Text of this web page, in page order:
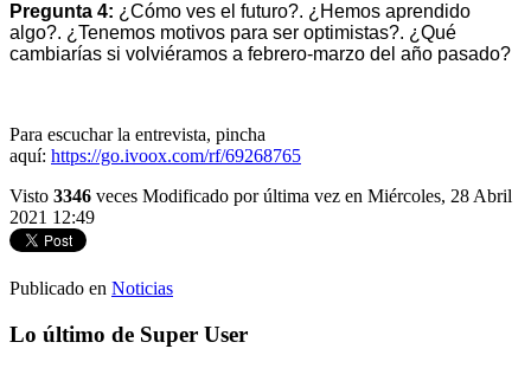
Pregunta 4: ¿Cómo ves el futuro?. ¿Hemos aprendido
algo?. ¿Tenemos motivos para ser optimistas?. ¿Qué
cambiarías si volviéramos a febrero-marzo del año pasado?
Para escuchar la entrevista, pincha
aquí: https://go.ivoox.com/rf/69268765
Visto 3346 veces Modificado por última vez en Miércoles, 28 Abril
2021 12:49
Publicado en Noticias
Lo último de Super User